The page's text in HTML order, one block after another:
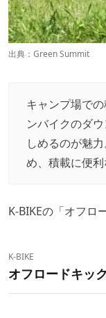
出典： Green Summit
キャンプ場で
ンバイクのダ
しめるのが魅
め、積載に便
K-BIKEの「オフロ
K-BIKE
オフロードキッ